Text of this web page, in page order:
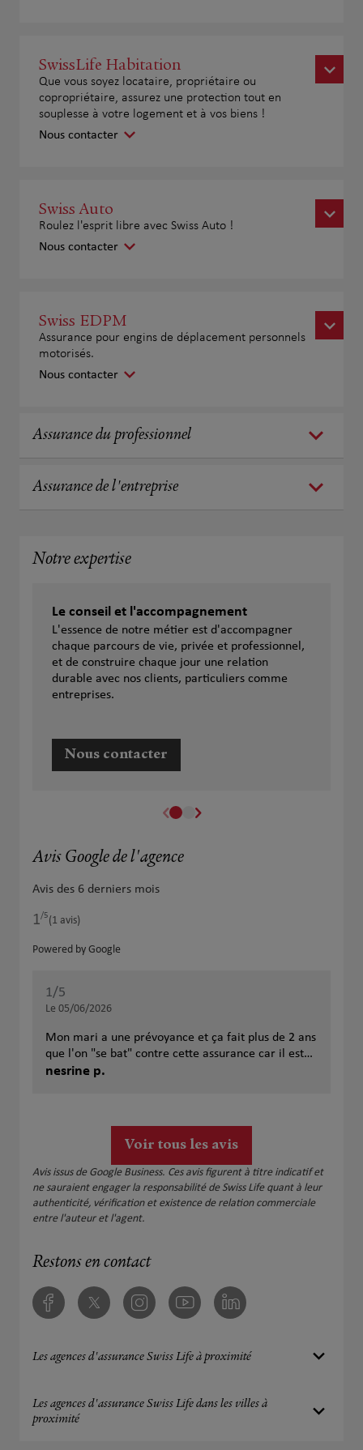
SwissLife Habitation
Que vous soyez locataire, propriétaire ou
copropriétaire, assurez une protection tout en
souplesse à votre logement et à vos biens !
Nous contacter
Swiss Auto
Roulez l'esprit libre avec Swiss Auto !
Nous contacter
Swiss EDPM
Assurance pour engins de déplacement personnels
motorisés.
Nous contacter
Assurance du professionnel
Assurance de l'entreprise
Notre expertise
Le conseil et l'accompagnement
L'essence de notre métier est d'accompagner
chaque parcours de vie, privée et professionnel,
et de construire chaque jour une relation
durable avec nos clients, particuliers comme
entreprises.
Nous contacter
Avis Google de l'agence
Avis des 6 derniers mois
1/5Note de 1 sur 5
(1 avis)
Powered by Google
1/5
Le 05/06/2026
Mon mari a une prévoyance et ça fait plus de 2 ans
que l'on "se bat" contre cette assurance car il est
malade et qu'il ne l'indemnise pas. C'est une honte
injuste et surtout inhumain ce qu'ils font. Je mets
moins que 0!!!!
nesrine p.
Voir tous les avis
Avis issus de Google Business. Ces avis figurent à titre indicatif et
ne sauraient engager la responsabilité de Swiss Life quant à leur
authenticité, vérification et existence de relation commerciale
entre l'auteur et l'agent.
Restons en contact
FacebookTwitter InstagramYoutube Linkedin
Les agences d'assurance Swiss Life à proximité
Les agences d'assurance Swiss Life dans les villes à
proximité